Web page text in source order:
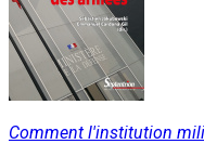
Comment l'institution